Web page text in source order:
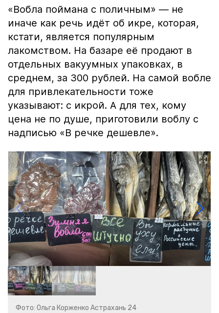
«Вобла поймана с поличным» — не
иначе как речь идёт об икре, которая,
кстати, является популярным
лакомством. На базаре её продают в
отдельных вакуумных упаковках, в
среднем, за 300 рублей. На самой вобле
для привлекательности тоже
указывают: с икрой. А для тех, кому
цена не по душе, приготовили воблу с
надписью «В речке дешевле».
Фото: Ольга Корженко Астрахань 24